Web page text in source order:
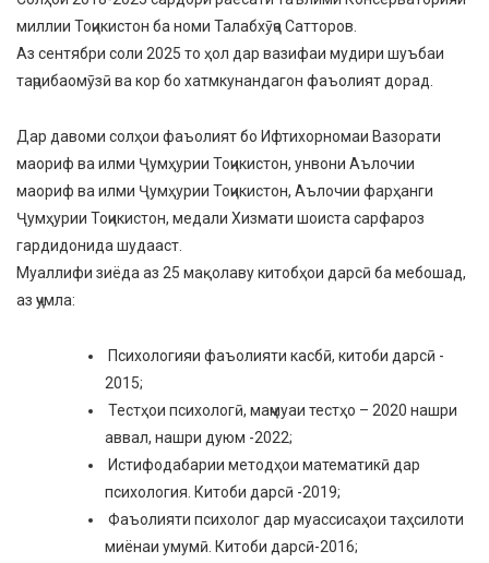
миллии Тоҷикистон ба номи Талабхӯҷа Сатторов.
Аз сентябри соли 2025 то ҳол дар вазифаи мудири шуъбаи
таҷрибаомӯзӣ ва кор бо хатмкунандагон фаъолият дорад.
Дар давоми солҳои фаъолият бо Ифтихорномаи Вазорати
маориф ва илми Ҷумҳурии Тоҷикистон, унвони Аълочии
маориф ва илми Ҷумҳурии Тоҷикистон, Аълочии фарҳанги
Ҷумҳурии Тоҷикистон, медали Хизмати шоиста сарфароз
гардидонида шудааст.
Муаллифи зиёда аз 25 мақолаву китобҳои дарсӣ ба мебошад,
аз ҷумла:
Психологияи фаъолияти касбӣ, китоби дарсӣ -
2015;
Тестҳои психологӣ, маҷмуаи тестҳо – 2020 нашри
аввал, нашри дуюм -2022;
Истифодабарии методҳои математикӣ дар
психология. Китоби дарсӣ -2019;
Фаъолияти психолог дар муассисаҳои таҳсилоти
миёнаи умумӣ. Китоби дарсӣ-2016;